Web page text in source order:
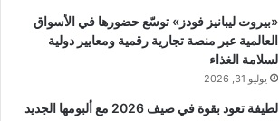
«بيروت ليبانيز فودز» توسّع حضورها في الأسواق
العالمية عبر منصة تجارية رقمية ومعايير دولية
لسلامة الغذاء
يوليو 31, 2026
لطيفة تعود بقوة في صيف 2026 مع ألبومها الجديد